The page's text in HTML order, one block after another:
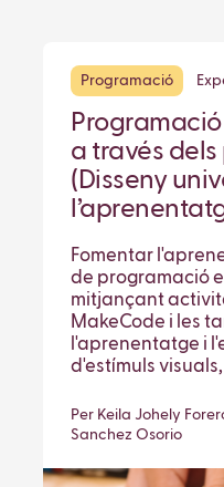
Programació
a través dels
(Disseny
Fomentar
de programació
mitjançant
MakeCode i les
l'aprenentatge i
d'estímuls
Per Keila Johely
Sanchez Osorio